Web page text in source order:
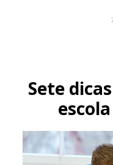
Sete